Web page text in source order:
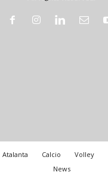
Atalanta Calcio Volley
News